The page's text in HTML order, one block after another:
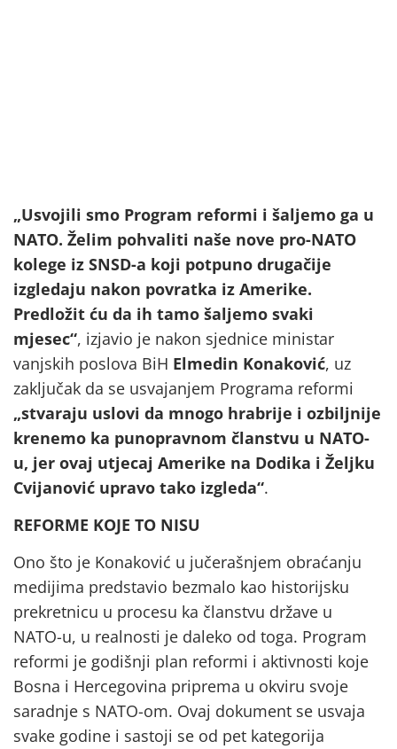
„Usvojili smo Program reformi i šaljemo ga u
NATO. Želim pohvaliti naše nove pro-NATO
kolege iz SNSD-a koji potpuno drugačije
izgledaju nakon povratka iz Amerike.
Predložit ću da ih tamo šaljemo svaki
mjesec“, izjavio je nakon sjednice ministar
vanjskih poslova BiH Elmedin Konaković, uz
zaključak da se usvajanjem Programa reformi
„stvaraju uslovi da mnogo hrabrije i ozbiljnije
krenemo ka punopravnom članstvu u NATO-
u, jer ovaj utjecaj Amerike na Dodika i Željku
Cvijanović upravo tako izgleda“.
REFORME KOJE TO NISU
Ono što je Konaković u jučerašnjem obraćanju
medijima predstavio bezmalo kao historijsku
prekretnicu u procesu ka članstvu države u
NATO-u, u realnosti je daleko od toga. Program
reformi je godišnji plan reformi i aktivnosti koje
Bosna i Hercegovina priprema u okviru svoje
saradnje s NATO-om. Ovaj dokument se usvaja
svake godine i sastoji se od pet kategorija